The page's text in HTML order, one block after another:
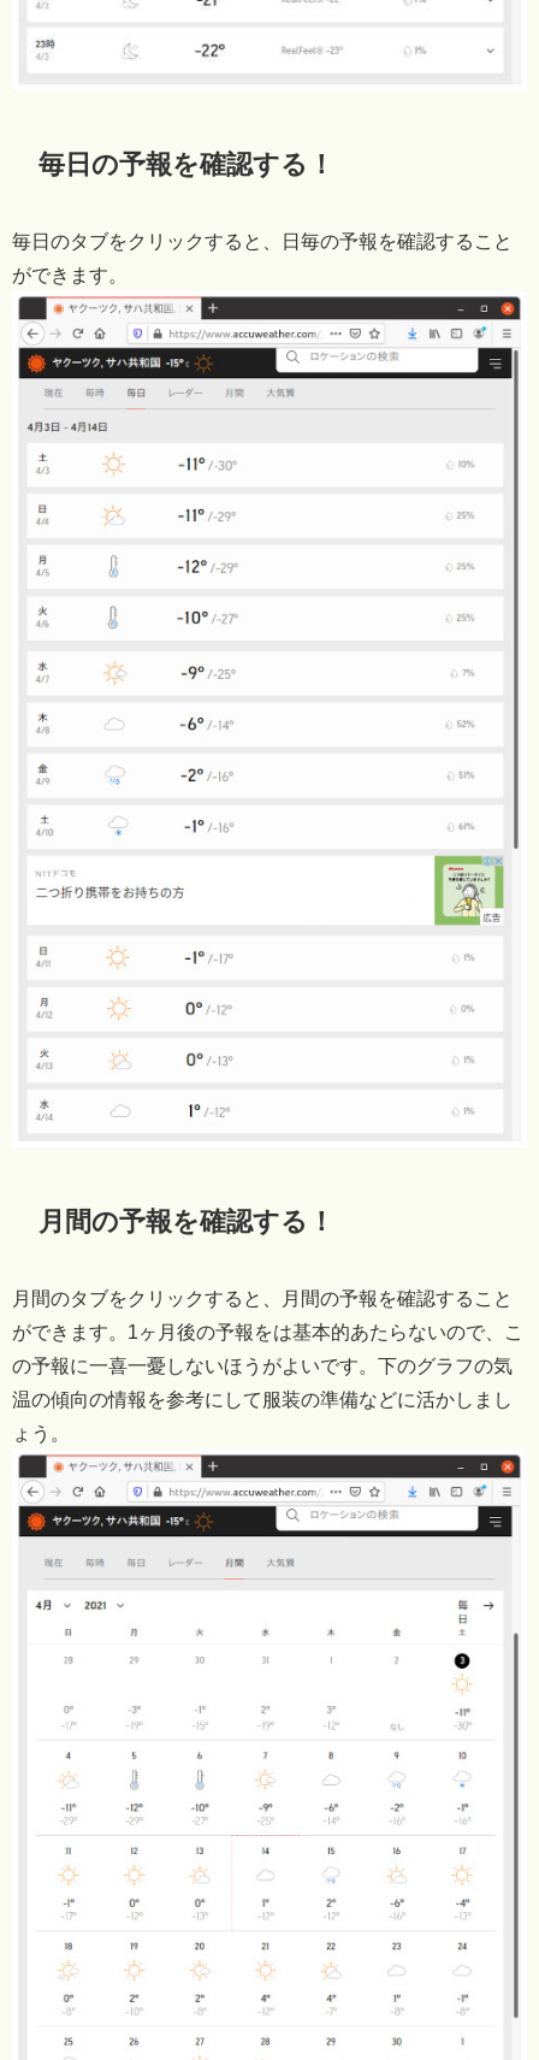
毎日の予報を確認する！
毎日のタブをクリックすると、日毎の予報を確認すること
ができます。
月間の予報を確認する！
月間のタブをクリックすると、月間の予報を確認すること
ができます。1ヶ月後の予報をは基本的あたらないので、こ
の予報に一喜一憂しないほうがよいです。下のグラフの気
温の傾向の情報を参考にして服装の準備などに活かしまし
ょう。